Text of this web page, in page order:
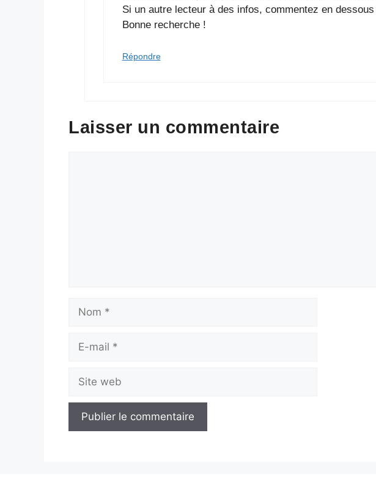
Si un autre lecteur à des infos, commentez en
Bonne recherche !
Répondre
Laisser un commentaire
Nom
Site